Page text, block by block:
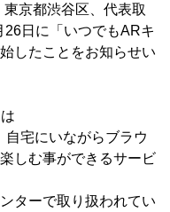
京都渋谷区、代表取
日に「いつでもARキ
したことをお知らせい
自宅にいながらブラウ
しむ事ができるサービ
ターで取り扱われてい